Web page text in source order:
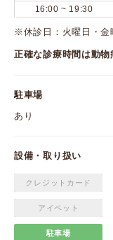
16:00 ~ 19:30
※休診日：火曜日・
正確な診療時間は動物
駐車場
あり
設備・取り扱い
クレジットカード
アイペット
駐車場